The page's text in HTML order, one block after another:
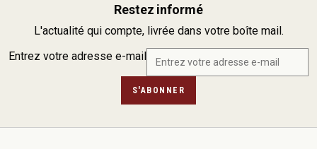
Restez informé
L'actualité qui compte, livrée dans votre boîte mail.
Entrez votre adresse e-mail
S'ABONNER